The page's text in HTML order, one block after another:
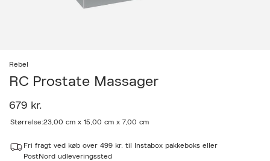
Rebel
RC Prostate Massager
679 kr.
a
c
e
Størrelse:23,00 cm x 15,00 cm x 7,00 cm
Fri fragt ved køb over 499 kr. til Instabox pakkeboks eller
PostNord udleveringssted